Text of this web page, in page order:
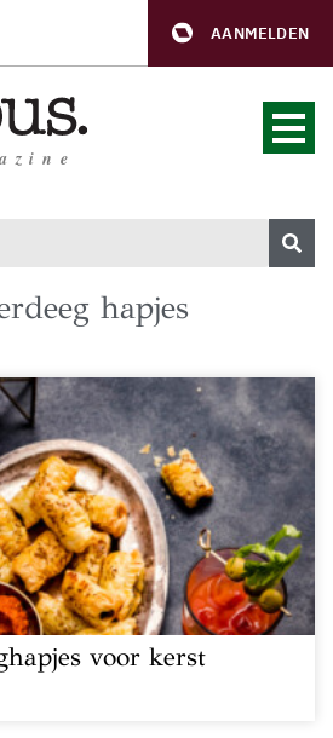
AANMELDEN
hapjes
voor kerst